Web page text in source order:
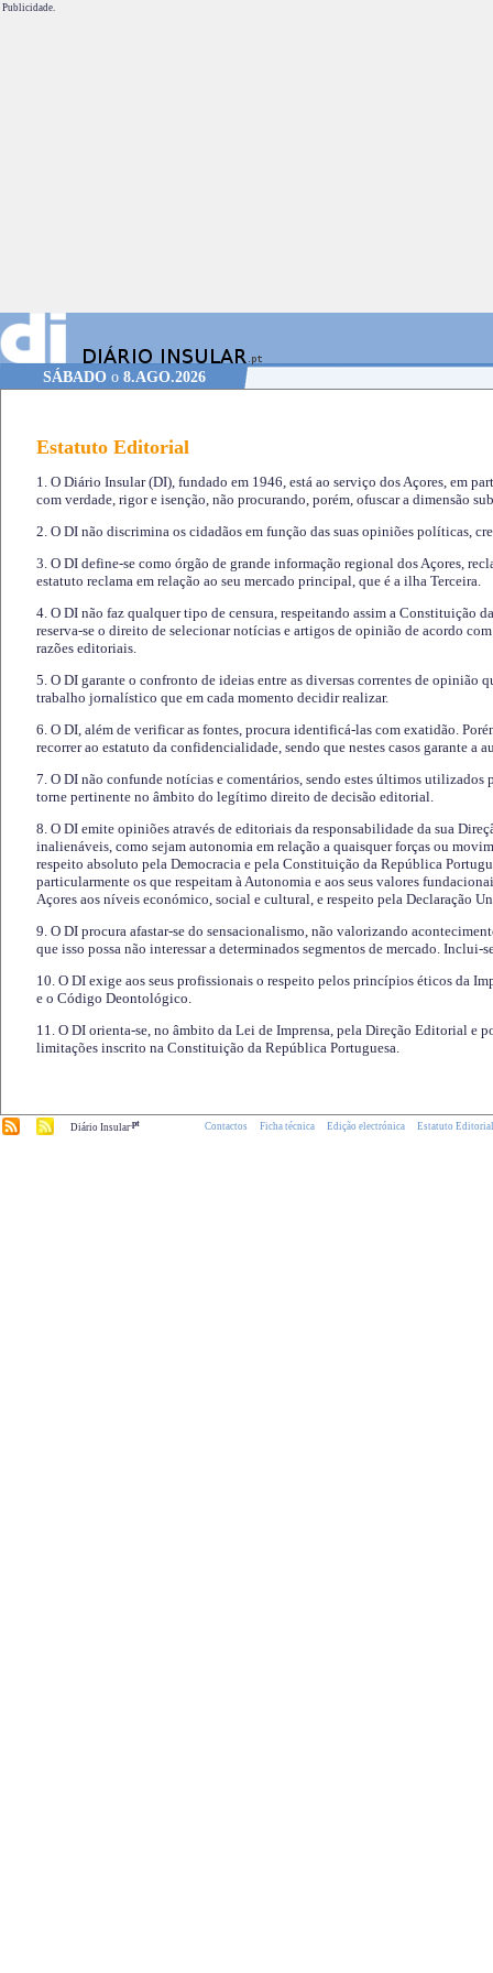
Publicidade.
SÁBADOo 8.AGO.2026
Estatuto Editorial
1. O Diário Insular (DI), fundado em 1946, está ao serviço dos Açores, em
com verdade, rigor e isenção, não procurando, porém, ofuscar a dimensão
2. O DI não discrimina os cidadãos em função das suas opiniões políticas,
3. O DI define-se como órgão de grande informação regional dos Açores,
estatuto reclama em relação ao seu mercado principal, que é a ilha Terceira.
4. O DI não faz qualquer tipo de censura, respeitando assim a Constituição
reserva-se o direito de selecionar notícias e artigos de opinião de acordo
razões editoriais.
5. O DI garante o confronto de ideias entre as diversas correntes de opinião
trabalho jornalístico que em cada momento decidir realizar.
6. O DI, além de verificar as fontes, procura identificá-las com exatidão.
recorrer ao estatuto da confidencialidade, sendo que nestes casos garante a
7. O DI não confunde notícias e comentários, sendo estes últimos utilizados
torne pertinente no âmbito do legítimo direito de decisão editorial.
8. O DI emite opiniões através de editoriais da responsabilidade da sua
inalienáveis, como sejam autonomia em relação a quaisquer forças ou
respeito absoluto pela Democracia e pela Constituição da República
particularmente os que respeitam à Autonomia e aos seus valores
Açores aos níveis económico, social e cultural, e respeito pela Declaração
9. O DI procura afastar-se do sensacionalismo, não valorizando
que isso possa não interessar a determinados segmentos de mercado.
10. O DI exige aos seus profissionais o respeito pelos princípios éticos da
e o Código Deontológico.
11. O DI orienta-se, no âmbito da Lei de Imprensa, pela Direção Editorial e
limitações inscrito na Constituição da República Portuguesa.
Diário Insular.pt Contactos Ficha técnica Edição electrónica Estatuto Editorial